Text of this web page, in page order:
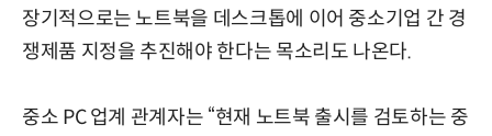
장기적으로는 노트북을 데스크톱에 이어 중소기업 간 경
쟁제품 지정을 추진해야 한다는 목소리도 나온다.
중소 PC 업계 관계자는 “현재 노트북 출시를 검토하는 중